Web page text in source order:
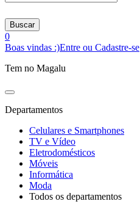
Buscar
0
Boas vindas :)Entre ou Cadastre-se
Tem no Magalu
Departamentos
Celulares e Smartphones
TV e Vídeo
Eletrodomésticos
Móveis
Informática
Moda
Todos os departamentos